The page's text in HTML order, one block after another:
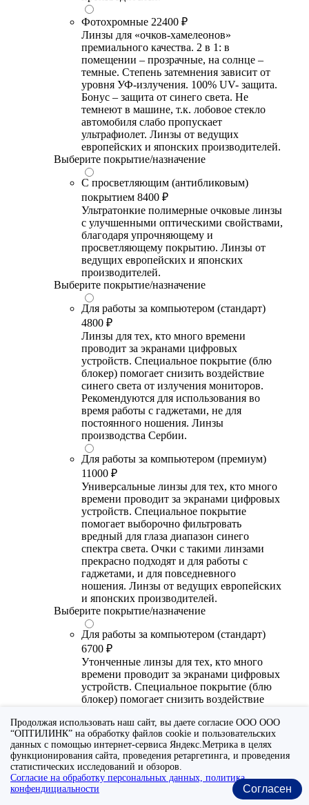
Фотохромные 22400 ₽
Линзы для «очков-хамелеонов»
премиального качества. 2 в 1: в
помещении – прозрачные, на солнце –
темные. Степень затемнения зависит от
уровня УФ-излучения. 100% UV- защита.
Бонус – защита от синего света. Не
темнеют в машине, т.к. лобовое стекло
автомобиля слабо пропускает
ультрафиолет. Линзы от ведущих
европейских и японских производителей.
Выберите покрытие/назначение
С просветляющим (антибликовым)
покрытием 8400 ₽
Ультратонкие полимерные очковые линзы
с улучшенными оптическими свойствами,
благодаря упрочняющему и
просветляющему покрытию. Линзы от
ведущих европейских и японских
производителей.
Выберите покрытие/назначение
Для работы за компьютером (стандарт)
4800 ₽
Линзы для тех, кто много времени
проводит за экранами цифровых
устройств. Специальное покрытие (блю
блокер) помогает снизить воздействие
синего света от излучения мониторов.
Рекомендуются для использования во
время работы с гаджетами, не для
постоянного ношения. Линзы
производства Сербии.
Для работы за компьютером (премиум)
11000 ₽
Универсальные линзы для тех, кто много
времени проводит за экранами цифровых
устройств. Специальное покрытие
помогает выборочно фильтровать
вредный для глаза диапазон синего
спектра света. Очки с такими линзами
прекрасно подходят и для работы с
гаджетами, и для повседневного
ношения. Линзы от ведущих европейских
и японских производителей.
Выберите покрытие/назначение
Для работы за компьютером (стандарт)
6700 ₽
Утонченные линзы для тех, кто много
времени проводит за экранами цифровых
устройств. Специальное покрытие (блю
блокер) помогает снизить воздействие
Рекомендуются для использования во
время работы с гаджетами, не для
постоянного ношения. Линзы
производства Сербии или Ю.-В. Азии.
Для работы за компьютером (премиум)
Продолжая использовать наш сайт, вы даете согласие ООО ООО
“ОПТИЛИНК” на обработку файлов cookie и пользовательских
данных с помощью интернет-сервиса Яндекс.Метрика в целях
функционирования сайта, проведения ретаргетинга, и проведения
статистических исследований и обзоров.
Согласие на обработку персональных данных, политика
конфендициальности
Согласен